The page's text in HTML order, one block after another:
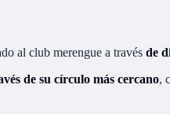
al club merengue a través de
de su círculo más cercano,